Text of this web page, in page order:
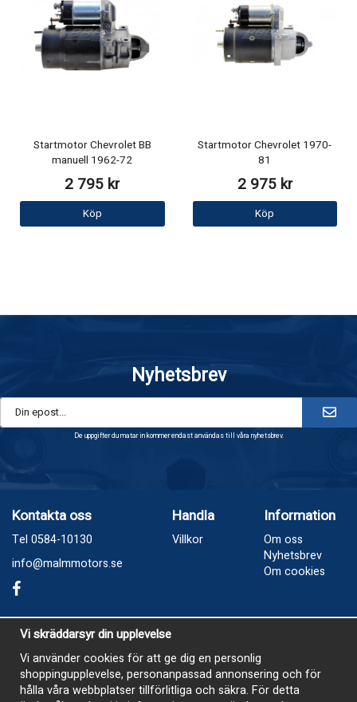
Startmotor Chevrolet BB
manuell 1962-72
2 795 kr
Köp
Startmotor Chevrolet 1970-
81
2 975 kr
Köp
Nyhetsbrev
De uppgifter du matar in kommer endast användas till våra nyhetsbrev.
Kontakta oss
Tel 0584-10130
info@malmmotors.se
Handla
Villkor
Information
Om oss
Nyhetsbrev
Om cookies
Besök oss
Industrivägen 8, Laxå
Öppetider
Vi skräddarsyr din upplevelse
Vi använder cookies för att ge dig en personlig
shoppingupplevelse, personanpassad annonsering och för
hålla våra webbplatser tillförlitliga och säkra. För detta